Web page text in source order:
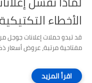
الأخطاء
قد تبدو حملات إعلانات جوجل
مفتاحية مرتبة، عروض أسعار